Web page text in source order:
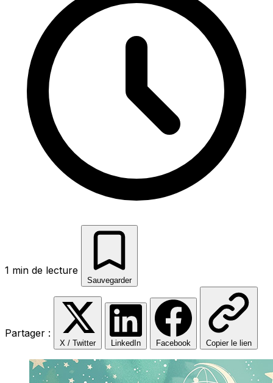
1 min de lecture
Sauvegarder
Partager :
X / Twitter LinkedIn Facebook Copier le lien